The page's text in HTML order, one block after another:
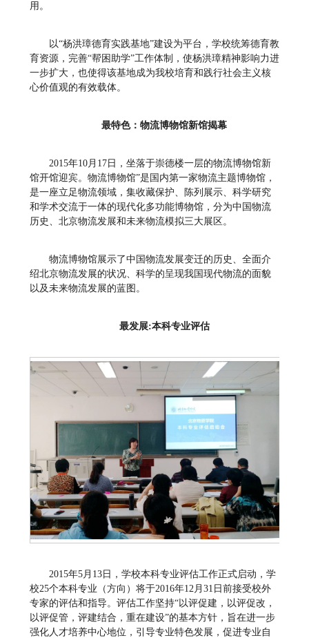
用。
以“杨洪璋德育实践基地”建设为平台，学校统筹德育教
育资源，完善“帮困助学”工作体制，使杨洪璋精神影响力进
一步扩大，也使得该基地成为我校培育和践行社会主义核
心价值观的有效载体。
最特色：物流博物馆新馆揭幕
2015年10月17日，坐落于崇德楼一层的物流博物馆新
馆开馆迎宾。物流博物馆”是国内第一家物流主题博物馆，
是一座立足物流领域，集收藏保护、陈列展示、科学研究
和学术交流于一体的现代化多功能博物馆，分为中国物流
历史、北京物流发展和未来物流模拟三大展区。
物流博物馆展示了中国物流发展变迁的历史、全面介
绍北京物流发展的状况、科学的呈现我国现代物流的面貌
以及未来物流发展的蓝图。
最发展:本科专业评估
2015年5月13日，学校本科专业评估工作正式启动，学
校25个本科专业（方向）将于2016年12月31日前接受校外
专家的评估和指导。评估工作坚持“以评促建，以评促改，
以评促管，评建结合，重在建设”的基本方针，旨在进一步
强化人才培养中心地位，引导专业特色发展，促进专业自